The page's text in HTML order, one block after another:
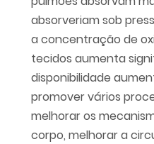
absorveriam sob
a concentração de
tecidos aumenta
disponibilidade
promover vários
melhorar os
corpo, melhorar a